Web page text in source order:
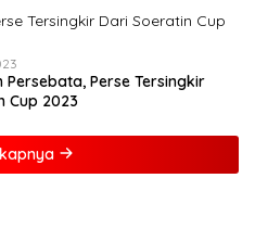
Persebata, Perse Tersingkir
Cup 2023